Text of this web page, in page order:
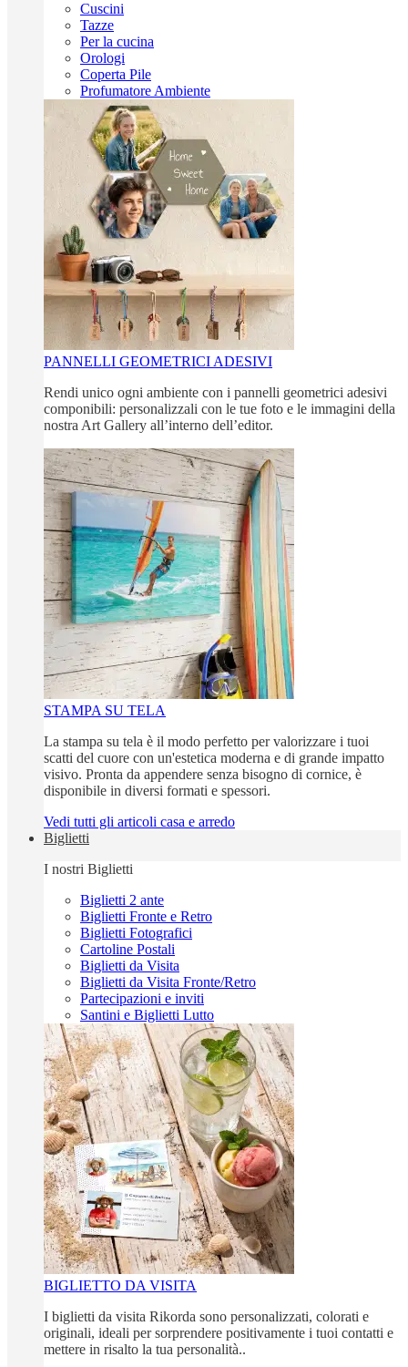
Cuscini
Tazze
Per la cucina
Orologi
Coperta Pile
Profumatore Ambiente
PANNELLI GEOMETRICI ADESIVI
Rendi unico ogni ambiente con i pannelli geometrici adesivi
componibili: personalizzali con le tue foto e le immagini della
nostra Art Gallery all’interno dell’editor.
STAMPA SU TELA
La stampa su tela è il modo perfetto per valorizzare i tuoi
scatti del cuore con un'estetica moderna e di grande impatto
visivo. Pronta da appendere senza bisogno di cornice, è
disponibile in diversi formati e spessori.
Vedi tutti gli articoli casa e arredo
Biglietti
I nostri Biglietti
Biglietti 2 ante
Biglietti Fronte e Retro
Biglietti Fotografici
Cartoline Postali
Biglietti da Visita
Biglietti da Visita Fronte/Retro
Partecipazioni e inviti
Santini e Biglietti Lutto
BIGLIETTO DA VISITA
I biglietti da visita Rikorda sono personalizzati, colorati e
originali, ideali per sorprendere positivamente i tuoi contatti e
mettere in risalto la tua personalità..